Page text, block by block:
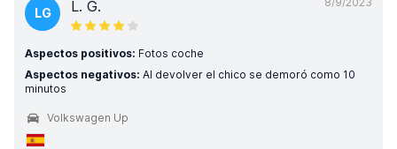
LG L. G.
Aspectos positivos: Fotos coche
Aspectos negativos: Al devolver el chico se demoró como 10
minutos
Volkswagen Up